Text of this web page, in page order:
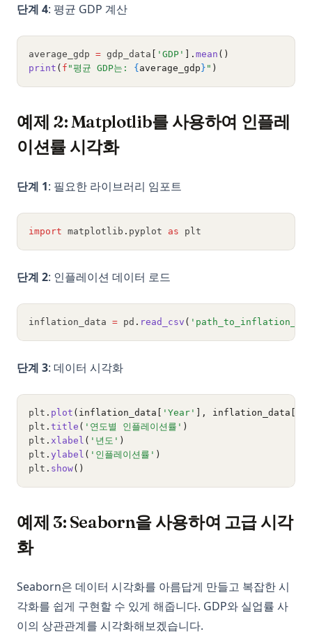
단계 4: 평균 GDP 계산
average_gdp = gdp_data 'GDP' ]. mean ()
print ( f "평균 GDP는: { average_gdp } " )
예제 2: Matplotlib를 사용하여 인플레
이션률 시각화
단계 1: 필요한 라이브러리 임포트
import matplotlib . pyplot as plt
단계 2: 인플레이션 데이터 로드
inflation_data = pd . read_csv (
단계 3: 데이터 시각화
plt . plot (inflation_data[ 'Year' ], inflation_data[
plt . title ( '연도별 인플레이션률' )
plt . xlabel ( '년도' )
plt . ylabel ( '인플레이션률' )
plt . show()
예제 3: Seaborn을 사용하여 고급 시각
화
Seaborn은 데이터 시각화를 아름답게 만들고 복잡한 시
각화를 쉽게 구현할 수 있게 해줍니다. GDP와 실업률 사
이의 상관관계를 시각화해보겠습니다.